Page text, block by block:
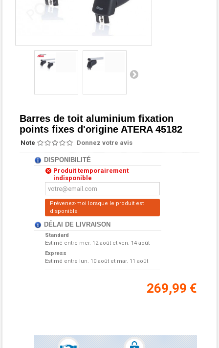
Barres de toit aluminium fixation
points fixes d'origine ATERA 45182
Note Donnez votre avis
DISPONIBILITÉ
Produit temporairement
indisponible
Prévenez-moi lorsque le produit est
disponible
DÉLAI DE LIVRAISON
Standard
Estimé entre mer. 12 août et ven. 14 août
Express
Estimé entre lun. 10 août et mar. 11 août
269,99 €